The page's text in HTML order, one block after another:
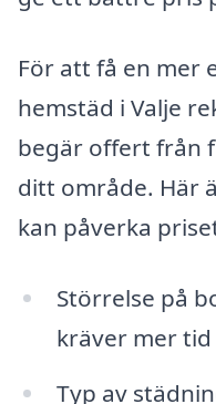
För att få en mer
hemstäd i Valje
begär offert från
ditt område. Här
kan påverka
Störrelse på
kräver mer
Typ av